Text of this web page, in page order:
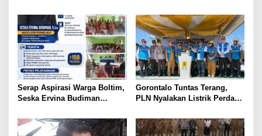
Palu Lewat Program TJSL
Perdana di Pulau Dudepo dan
Tuntaskan 100 Persen Rasio
Desa Berlistrik Provinsi
Gorontalo
Serap Aspirasi Warga Boltim,
Seska Ervina Budiman
Jalan hingga Penguatan
UMKM
Gorontalo Tuntas Terang,
PLN Nyalakan Listrik Perdana
Berlistrik Provinsi Gorontalo
Capai 100 Persen